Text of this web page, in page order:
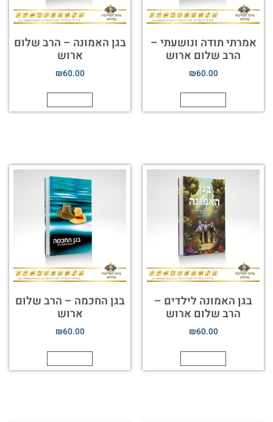
אמרתי תודה ונושעתי –
הרב שלום ארוש
₪60.00
בגן האמונה – הרב שלום
ארוש
₪60.00
בגן האמונה לילדים –
הרב שלום ארוש
₪60.00
בגן החכמה – הרב שלום
ארוש
₪60.00